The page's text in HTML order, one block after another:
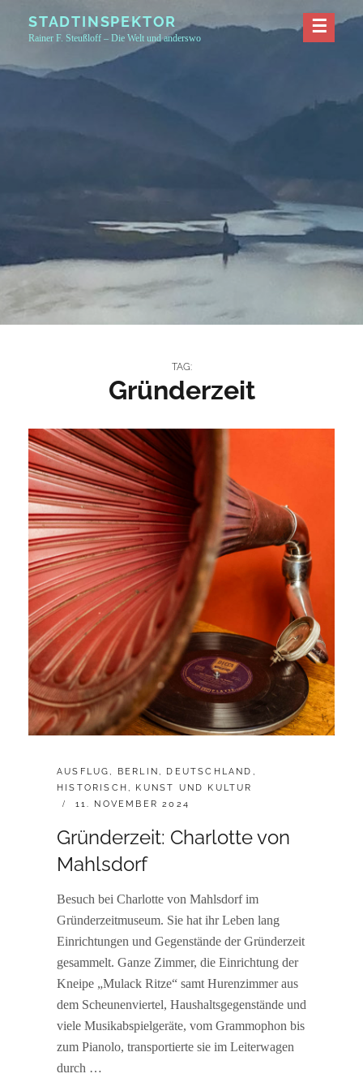
STADTINSPEKTOR
Rainer F. Steußloff – Die Welt und anderswo
TAG:
Gründerzeit
CATEGORIES:
AUSFLUG, BERLIN, DEUTSCHLAND ,
HISTORISCH, KUNST UND KULTUR
POSTED
11. NOVEMBER 2024
Gründerzeit: Charlotte von
Mahlsdorf
Besuch bei Charlotte von Mahlsdorf im
Gründerzeitmuseum. Sie hat ihr Leben lang
Einrichtungen und Gegenstände der Gründerzeit
gesammelt. Ganze Zimmer, die Einrichtung der
Kneipe „Mulack Ritze“ samt Hurenzimmer aus
dem Scheunenviertel, Haushaltsgegenstände und
viele Musikabspielgeräte, vom Grammophon bis
zum Pianolo, transportierte sie im Leiterwagen
durch …